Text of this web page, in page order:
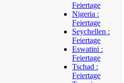
Feiertage
Nigeria :
Feiertage
Seychellen :
Feiertage
Eswatini :
Feiertage
Tschad :
Feiertage